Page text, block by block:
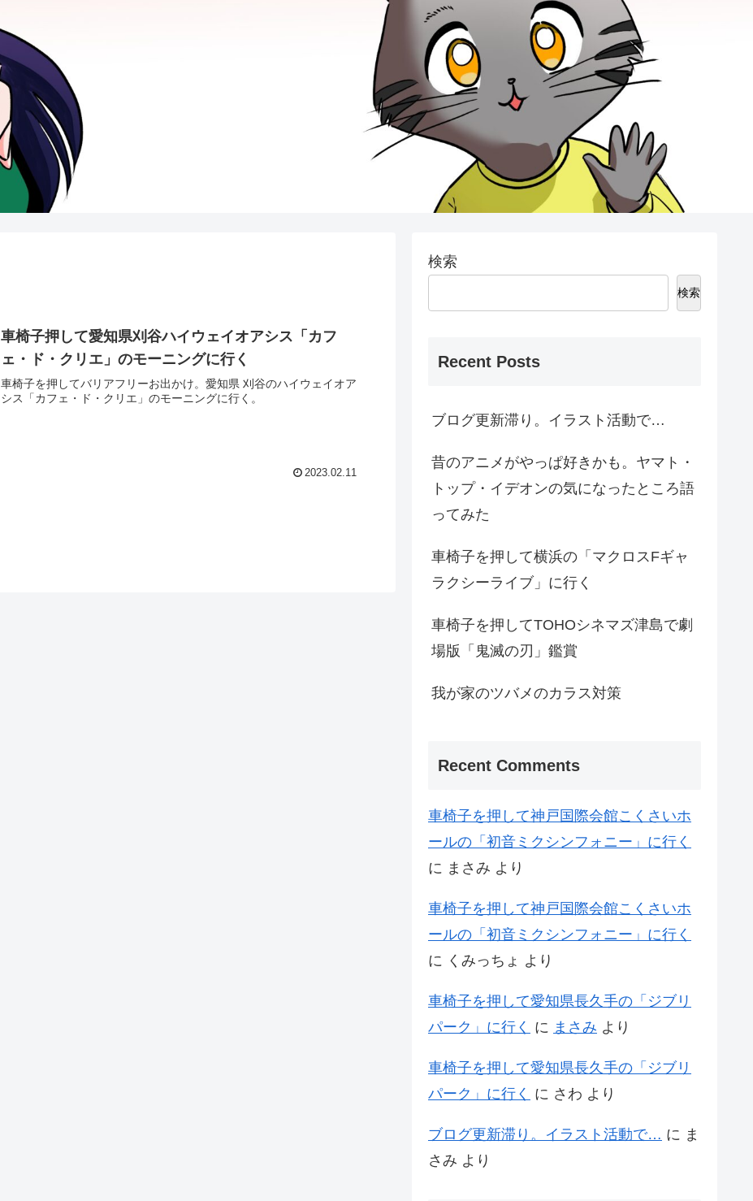
車椅子押して愛知県刈谷ハイウェイオアシス「カフ
ェ・ド・クリエ」のモーニングに行く
車椅子を押してバリアフリーお出かけ。愛知県 刈谷のハイウェイオア
シス「カフェ・ド・クリエ」のモーニングに行く。
2023.02.11
検索
検索
Recent Posts
ブログ更新滞り。イラスト活動で…
昔のアニメがやっぱ好きかも。ヤマト・
トップ・イデオンの気になったところ語
ってみた
車椅子を押して横浜の「マクロスFギャ
ラクシーライブ」に行く
車椅子を押してTOHOシネマズ津島で劇
場版「鬼滅の刃」鑑賞
我が家のツバメのカラス対策
Recent Comments
車椅子を押して神戸国際会館こくさいホ
ールの「初音ミクシンフォニー」に行く
に まさみ より
車椅子を押して神戸国際会館こくさいホ
ールの「初音ミクシンフォニー」に行く
に くみっちょ より
車椅子を押して愛知県長久手の「ジブリ
パーク」に行く に まさみ より
車椅子を押して愛知県長久手の「ジブリ
パーク」に行く に さわ より
ブログ更新滞り。イラスト活動で… に ま
さみ より